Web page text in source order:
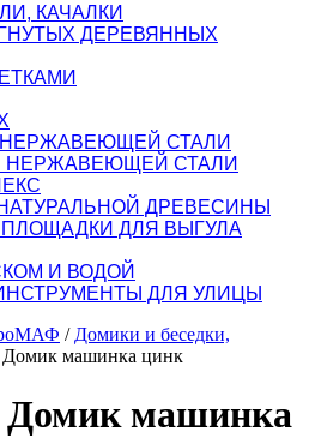
КАЧАЛКИ
ДЕРЕВЯННЫХ
СТАЛИ
НЕРЖАВЕЮЩЕЙ СТАЛИ
ДРЕВЕСИНЫ
ДЛЯ ВЫГУЛА
И ВОДОЙ
ДЛЯ УЛИЦЫ
/ Домики и беседки,
машинка цинк
машинка